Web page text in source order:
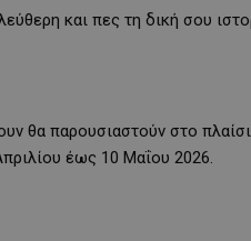
και πες τη δική σου
θα παρουσιαστούν στο
έως 10 Μαΐου 2026.